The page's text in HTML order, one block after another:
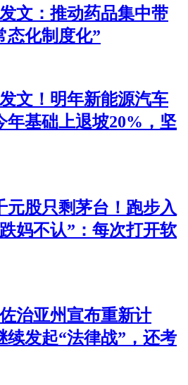
文：推动药品集中带
态化制度化”
文！明年新能源汽车
年基础上退坡20%，坚
元股只剩茅台！跑步入
妈不认”：每次打开软
治亚州宣布重新计
续发起“法律战”，还考